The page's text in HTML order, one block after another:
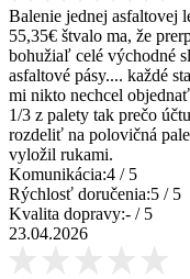
Balenie jednej asfaltovej
55,35€ štvalo ma, že
bohužiaľ celé východné
asfaltové pásy.... každé
mi nikto nechcel
1/3 z palety tak prečo
rozdeliť na polovičná
vyložil rukami.
Komunikácia:4 / 5
Rýchlosť doručenia:5 / 5
Kvalita dopravy:- / 5
23.04.2026